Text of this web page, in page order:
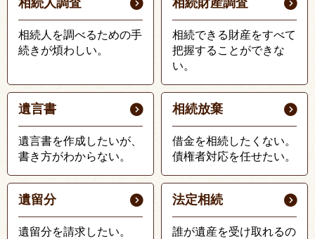
相続人調査
相続人を調べるための手
続きが煩わしい。
相続財産調査
相続できる財産をすべて
把握することができな
い。
遺言書
遺言書を作成したいが、
書き方がわからない。
相続放棄
借金を相続したくない。
債権者対応を任せたい。
遺留分
遺留分を請求したい。
法定相続
誰が遺産を受け取れるの